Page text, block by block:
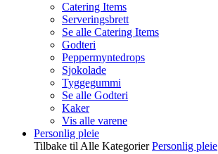
Catering Items
Serveringsbrett
Se alle Catering Items
Godteri
Peppermyntedrops
Sjokolade
Tyggegummi
Se alle Godteri
Kaker
Vis alle varene
Personlig pleie
Tilbake til Alle Kategorier Personlig pleie